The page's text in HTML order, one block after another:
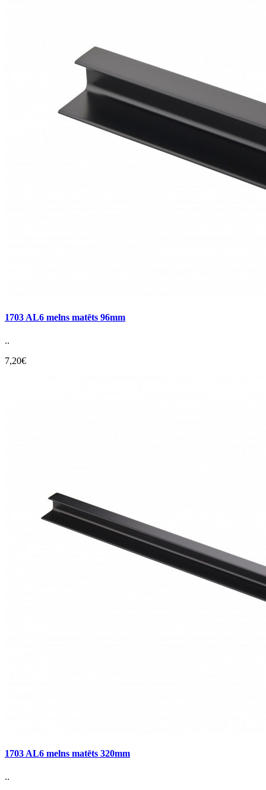
1703 AL6 melns matēts 96mm
..
7,20€
1703 AL6 melns matēts 320mm
..